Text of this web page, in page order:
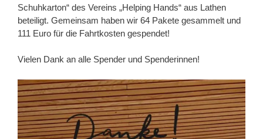
Schuhkarton“ des Vereins „Helping Hands“ aus Lathen
beteiligt. Gemeinsam haben wir 64 Pakete gesammelt und
111 Euro für die Fahrtkosten gespendet!
Vielen Dank an alle Spender und Spenderinnen!